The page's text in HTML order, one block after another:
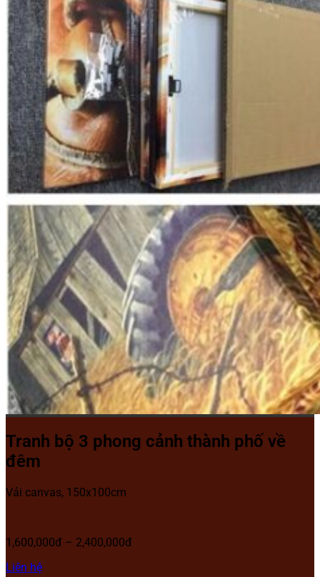
Tranh bộ 3 phong cảnh thành phố về
đêm
Vải canvas, 150x100cm
1,600,000đ – 2,400,000đ
Liên hệ